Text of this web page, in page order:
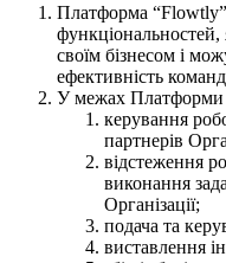
Платформа
функціональностей,
своїм бізнесом і
ефективність
У межах Платформи
керування
партнерів
відстеження
виконання
Організації;
подача та
виставлення